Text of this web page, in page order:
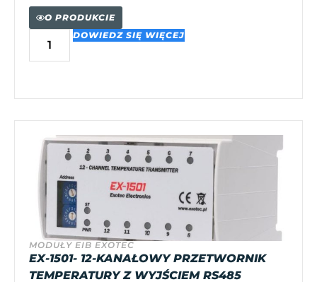
O PRODUKCIE
DOWIEDZ SIĘ WIĘCEJ
MODUŁY EIB EXOTEC
EX-1501- 12-KANAŁOWY PRZETWORNIK
TEMPERATURY Z WYJŚCIEM RS485